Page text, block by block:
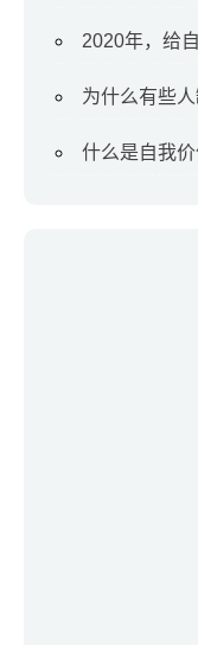
2020年，给
为什么有些
什么是自我